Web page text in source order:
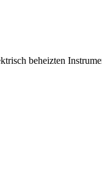
beheizten